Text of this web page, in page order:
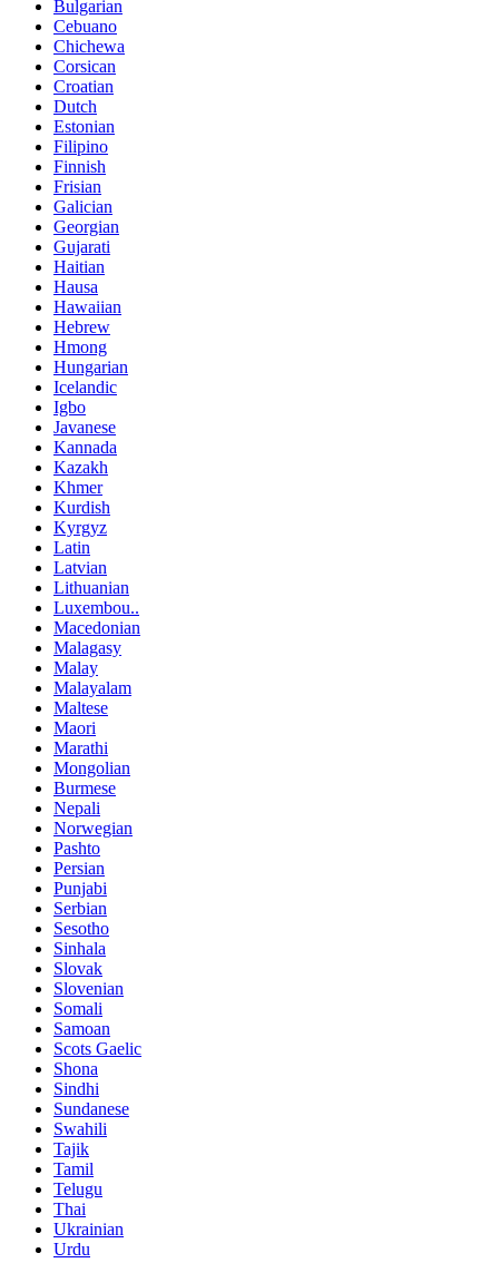
Bulgarian
Cebuano
Chichewa
Corsican
Croatian
Dutch
Estonian
Filipino
Finnish
Frisian
Galician
Georgian
Gujarati
Haitian
Hausa
Hawaiian
Hebrew
Hmong
Hungarian
Icelandic
Igbo
Javanese
Kannada
Kazakh
Khmer
Kurdish
Kyrgyz
Latin
Latvian
Lithuanian
Luxembou..
Macedonian
Malagasy
Malay
Malayalam
Maltese
Maori
Marathi
Mongolian
Burmese
Nepali
Norwegian
Pashto
Persian
Punjabi
Serbian
Sesotho
Sinhala
Slovak
Slovenian
Somali
Samoan
Scots Gaelic
Shona
Sindhi
Sundanese
Swahili
Tajik
Tamil
Telugu
Thai
Ukrainian
Urdu